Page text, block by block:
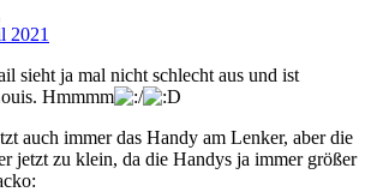
2021
sieht ja mal nicht schlecht aus und ist
Hmmmm
auch immer das Handy am Lenker, aber die
jetzt zu klein, da die Handys ja immer größer